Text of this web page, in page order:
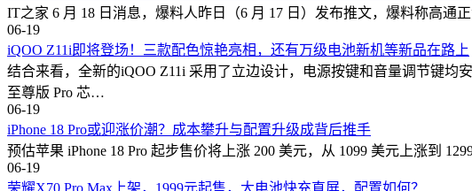
IT之家 6 月 18 日消息，爆料人昨日（6 月 17 日）发布推文，爆料称高通
06-19
iQOO Z11i即将登场！三款配色惊艳亮相，还有万级电池新机等新品在路上
结合来看，全新的iQOO Z11i 采用了立边设计，电源按键和音量调节键
至尊版 Pro 芯…
06-19
iPhone 18 Pro或迎涨价潮？成本攀升与配置升级成背后推手
预估苹果 iPhone 18 Pro 起步售价将上涨 200 美元，从 1099 美元上涨到
06-19
荣耀X70 Pro Max上架，1999元起售，大电池快充直屏，配置如何？